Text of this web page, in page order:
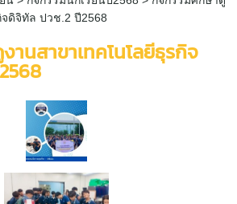
ดิจิทัล ปวช.2 ปี2568
นสาขาเทคโนโลยีธุรกิจ